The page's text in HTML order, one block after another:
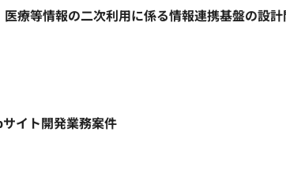
療等情報の二次利用に係る情報連携基盤の設
イト開発業務案件